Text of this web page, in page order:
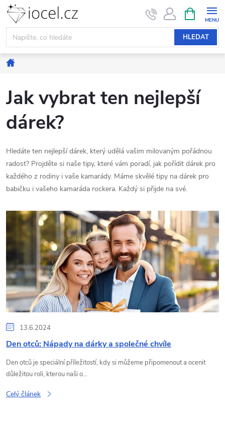
Přejít
obsah
HLEDAT
NÁKUPNÍ
KOŠÍK
Jak vybrat ten nejlepší
dárek?
Hledáte ten nejlepší dárek, který udělá vašim milovaným pořádnou
radost? Projděte si naše tipy, které vám poradí, jak pořídit dárek pro
každého z rodiny i vaše kamarády. Máme skvělé tipy na dárek pro
babičku i vašeho kamaráda rockera. Každý si přijde na své.
V
ý
p
i
s
č
l
á
13.6.2024
Den otců: Nápady na dárky a společné chvíle
Den otců je speciální příležitostí, kdy si můžeme připomenout a ocenit
důležitou roli, kterou naši o...
Celý článek